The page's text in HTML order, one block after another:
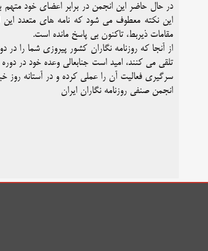
در حال حاضر این انجمن در برابر اعضای خود متهم
این نکته معطوف می شود که نامه های متعدد
مقامات ذیربط، تاکنون بی پاسخ مانده است.
از آنجا که روزنامه نگاران کشور پیروزی شما را
تلقی می کنند، امید است جنابعالی وعده خود در
سرگیری فعالیت آن را عملی کرده و در آستانه روز
انجمن صنفی روزنامه نگاران ایران